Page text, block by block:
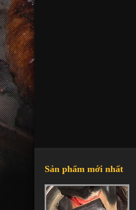
Sản phẩm mới nhất